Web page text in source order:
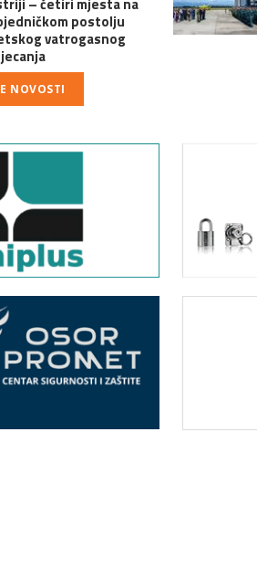
– četiri mjesta na
postolju
vatrogasnog
NOVOSTI